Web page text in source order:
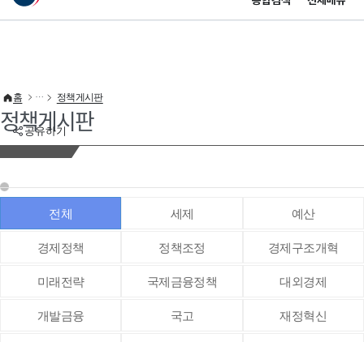
이 누리집은 대한민국 공식 전자정부 누리집입니다.
공유하기
홈 정책게시판
정책게시판
전체 세제 예산
경제정책 정책조정 경제구조개혁
미래전략 국제금융정책 대외경제
개발금융 국고 재정혁신